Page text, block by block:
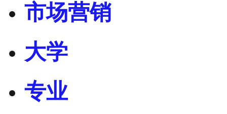
市场营销
大学
专业